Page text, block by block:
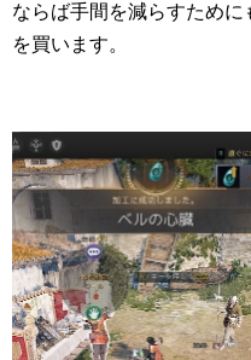
ならば手間を減らすため
を買います。